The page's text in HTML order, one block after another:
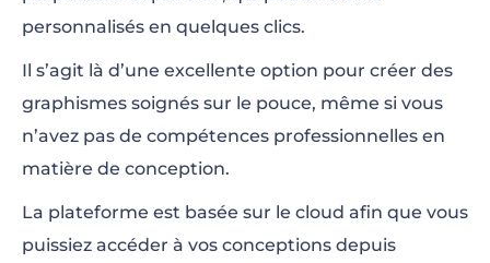
personnalisés en quelques clics.
Il s’agit là d’une excellente option pour créer des
graphismes soignés sur le pouce, même si vous
n’avez pas de compétences professionnelles en
matière de conception.
La plateforme est basée sur le cloud afin que vous
puissiez accéder à vos conceptions depuis